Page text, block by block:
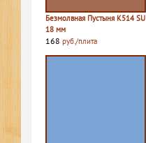
Безмолвная Пустыня К514 SU
18 мм
168 руб./плита